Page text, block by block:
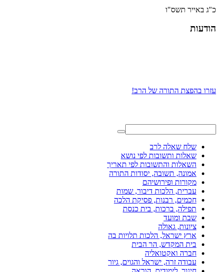
כ"ג באייר תשס"ו
הודעות
עזרו בהפצת התורה של הרב!
שלח שאלה לרב
שאלות ותשובות לפי נושא
השאלות והתשובות לפי תאריך
אמונה, תשובה, יסודות התורה
מקורות ופירושיהם
עברית, הלכות דיבור, שמות
חכמים, רבנות, פסיקת הלכה
תפילה, ברכות, בית כנסת
שבת ומועד
ציונות, גאולה
ארץ ישראל, הלכות תלויות בה
בית המקדש, הר הבית
חברה ואקטואליה
עבודה זרה, ישראל והגוים, גיור